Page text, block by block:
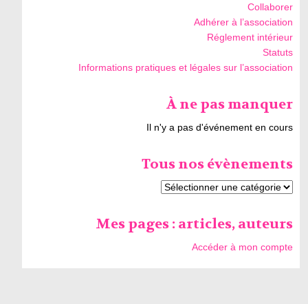
Collaborer
Adhérer à l’association
Réglement intérieur
Statuts
Informations pratiques et légales sur l’association
À ne pas manquer
Il n'y a pas d'événement en cours
Tous nos évènements
Mes pages : articles, auteurs
Accéder à mon compte